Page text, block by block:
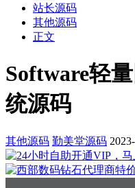
站长源码
其他源码
正文
Software轻
统源码
其他源码 勤美堂源码